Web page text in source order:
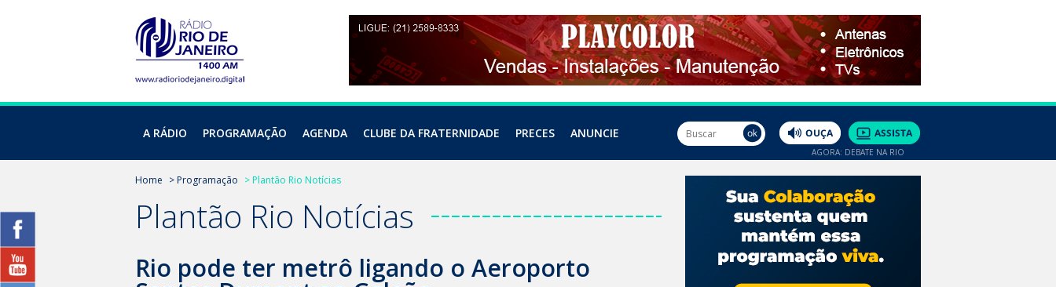
A RÁDIO PROGRAMAÇÃO AGENDA CLUBE DA FRATERNIDADE PRECES ANUNCIE
AGORA: DEBATE NA RIO
Home > Programação > Plantão Rio Notícias
Plantão Rio Notícias
Rio pode ter metrô ligando o Aeroporto